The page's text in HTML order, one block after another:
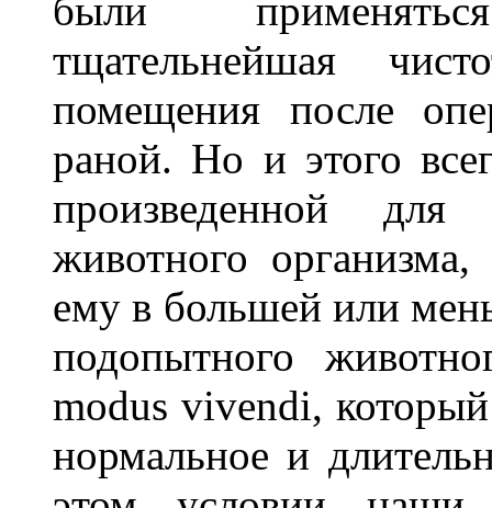
были
тщательнейшая
помещения после
раной. Но и этого
произведенной
животного организма,
ему в большей или
подопытного
modus vivendi,
нормальное и